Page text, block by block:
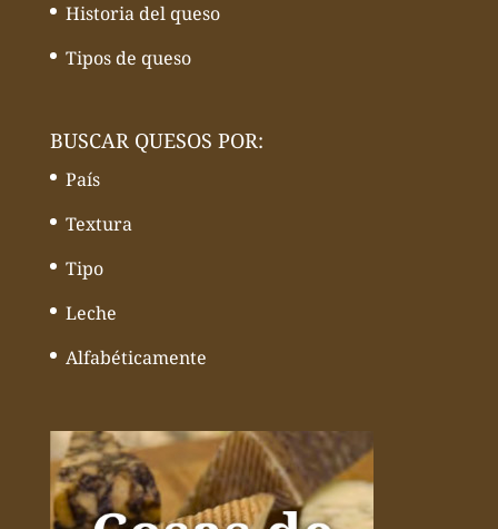
Historia del queso
Tipos de queso
BUSCAR QUESOS POR:
País
Textura
Tipo
Leche
Alfabéticamente